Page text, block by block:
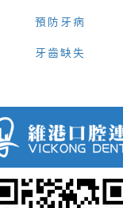
預防牙病
牙齒缺失